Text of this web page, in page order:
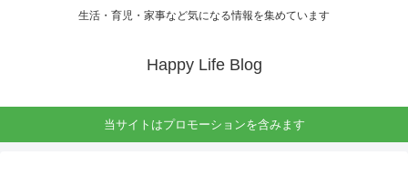
生活・育児・家事など気になる情報を集めています
Happy Life Blog
当サイトはプロモーションを含みます